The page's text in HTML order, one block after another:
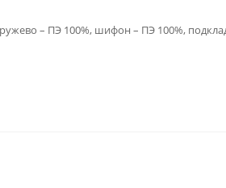
– ПЭ 100%, шифон – ПЭ 100%,